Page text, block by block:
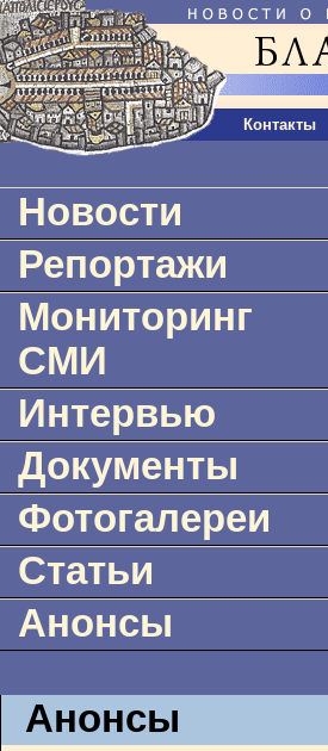
Контакты
Новости
Репортажи
Мониторинг
СМИ
Интервью
Документы
Фотогалереи
Статьи
Анонсы
Анонсы